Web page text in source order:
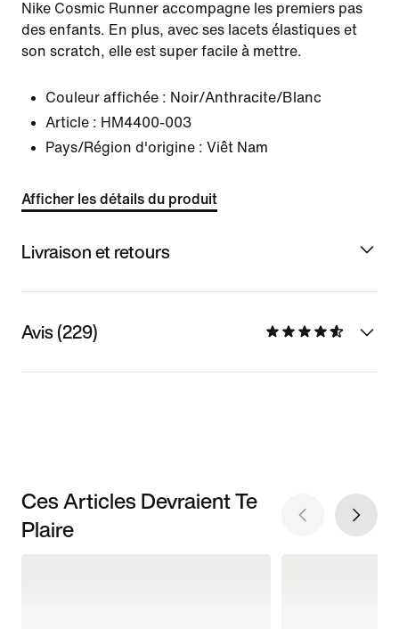
Nike Cosmic Runner accompagne les premiers pas
des enfants. En plus, avec ses lacets élastiques et
son scratch, elle est super facile à mettre.
Couleur affichée : Noir/Anthracite/Blanc
Article : HM4400-003
Pays/Région d'origine : Viêt Nam
Afficher les détails du produit
Livraison et retours
Avis (229)
Ces Articles Devraient Te
Plaire